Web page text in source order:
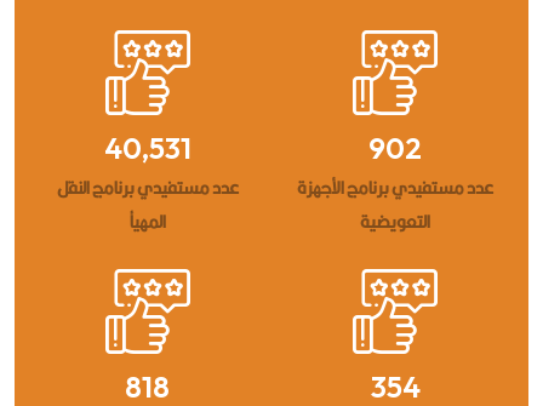
2,255
عدد مستفيدي برنامج الأجهزة
التعويضية
101,328
عدد مستفيدي برنامج النقل
المهيأ
884
2,044